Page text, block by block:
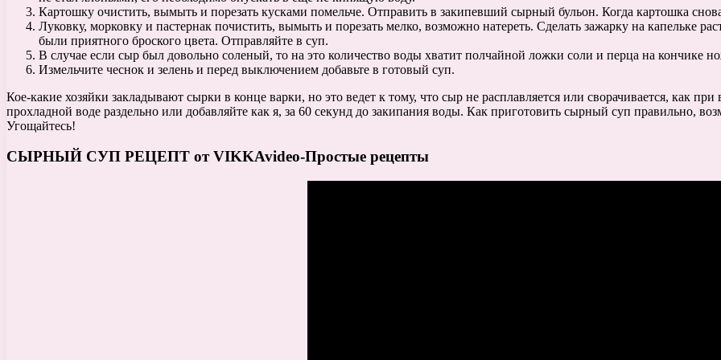
Картошку очистить, вымыть и порезать кусками помельче. Отправить в закипевший сырный бульон. Когда картошка
Луковку, морковку и пастернак почистить, вымыть и порезать мелко, возможно натереть. Сделать зажарку на капельке
были приятного броского цвета. Отправляйте в суп.
В случае если сыр был довольно соленый, то на это количество воды хватит полчайной ложки соли и перца на кончике
Измельчите чеснок и зелень и перед выключением добавьте в готовый суп.
Кое-какие хозяйки закладывают сырки в конце варки, но это ведет к тому, что сыр не расплавляется или сворачивается, как
прохладной воде раздельно или добавляйте как я, за 60 секунд до закипания воды. Как приготовить сырный суп правильно,
Угощайтесь!
СЫРНЫЙ СУП РЕЦЕПТ от VIKKAvideo-Простые рецепты